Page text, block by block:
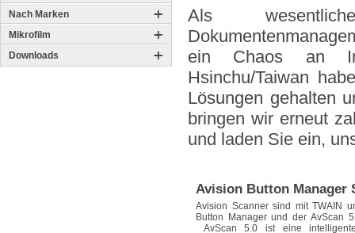
Nach Marken
Mikrofilm
Downloads
Als
ein Chaos an
Hsinchu/Taiwan
Lösungen gehalten
bringen wir erneut
und laden Sie ein,
Avision Button Manager
Avision Scanner sind mit TWAIN
Button Manager und der AvScan
AvScan 5.0 ist eine